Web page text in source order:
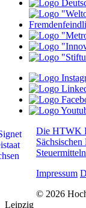
Die HTWK
Impressum
© 2026
Leipzig